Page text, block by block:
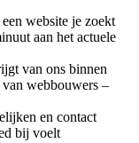
website je zoekt
aan het actuele
van ons binnen
webbouwers –
en contact
bij voelt